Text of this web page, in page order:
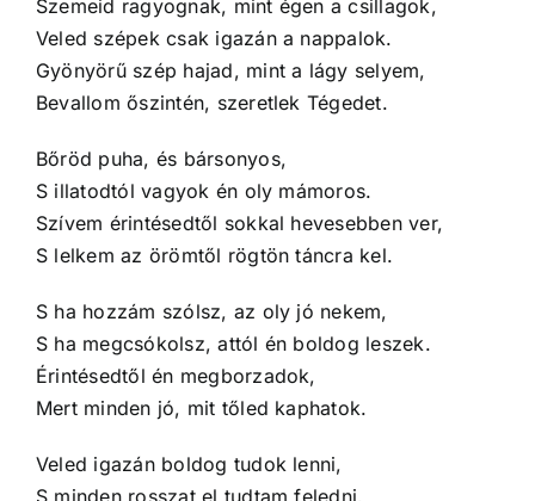
Szemeid ragyognak, mint égen a csillagok,
Veled szépek csak igazán a nappalok.
Gyönyörű szép hajad, mint a lágy selyem,
Bevallom őszintén, szeretlek Tégedet.
Bőröd puha, és bársonyos,
S illatodtól vagyok én oly mámoros.
Szívem érintésedtől sokkal hevesebben ver,
S lelkem az örömtől rögtön táncra kel.
S ha hozzám szólsz, az oly jó nekem,
S ha megcsókolsz, attól én boldog leszek.
Érintésedtől én megborzadok,
Mert minden jó, mit tőled kaphatok.
Veled igazán boldog tudok lenni,
S minden rosszat el tudtam feledni.